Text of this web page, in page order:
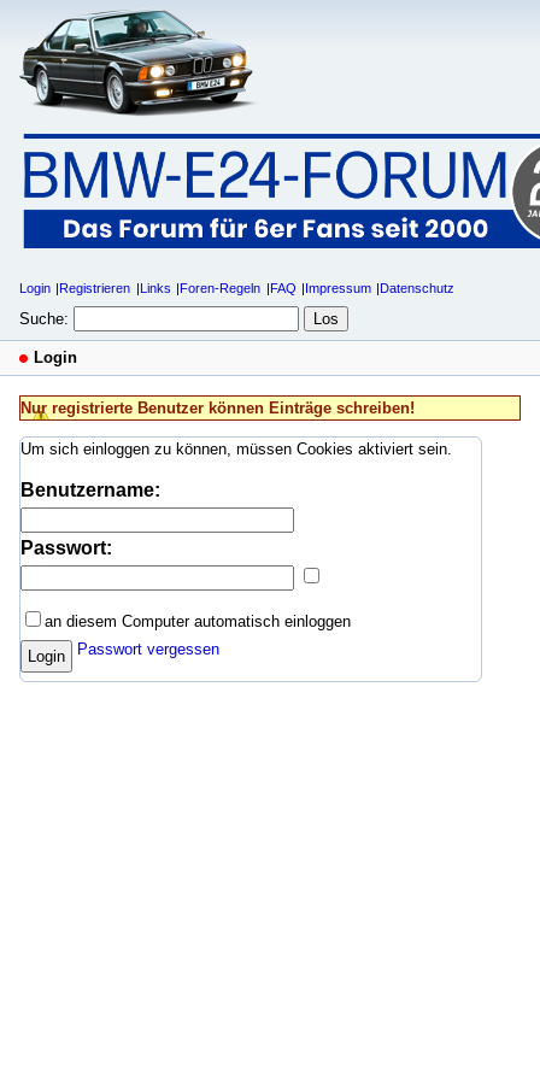
Login Registrieren Links Foren-Regeln FAQ Impressum Datenschutz
Suche:
Login
Nur registrierte Benutzer können Einträge schreiben!
Um sich einloggen zu können, müssen Cookies aktiviert sein.
Benutzername:
Passwort:
an diesem Computer automatisch einloggen
Login
Passwort vergessen